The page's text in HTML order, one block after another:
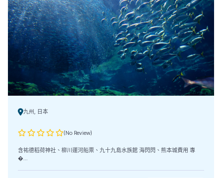
九州, 日本
(No Review)
含祐德稻荷神社、柳川運河船票、九十九島水族館 海閃閃、熊本城費用 專
�...